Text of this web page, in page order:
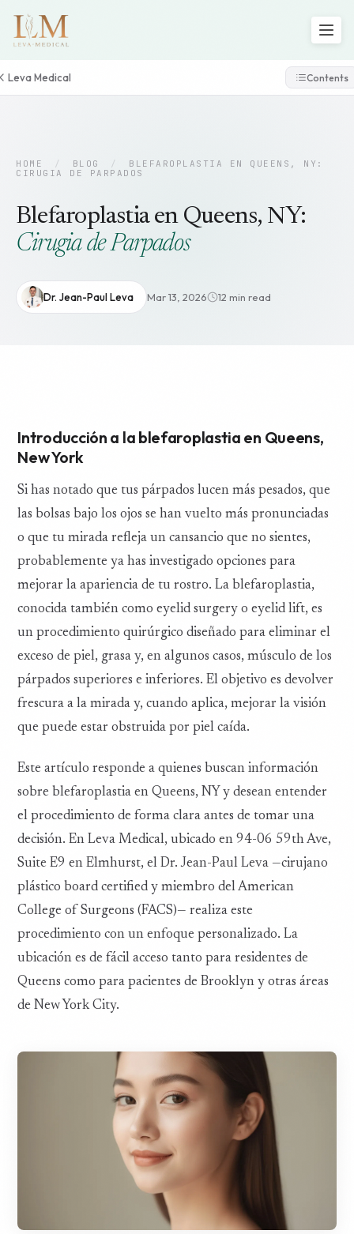
Leva Medical Contents
HOME / BLOG /
BLEFAROPLASTIA EN QUEENS, NY:
CIRUGIA DE PARPADOS
Blefaroplastia en Queens, NY:
Cirugia de Parpados
Dr. Jean-Paul Leva Mar 13, 2026 12 min read
Introducción a la blefaroplastia en Queens,
New York
Si has notado que tus párpados lucen más pesados, que
las bolsas bajo los ojos se han vuelto más pronunciadas
o que tu mirada refleja un cansancio que no sientes,
probablemente ya has investigado opciones para
mejorar la apariencia de tu rostro. La blefaroplastia,
conocida también como eyelid surgery o eyelid lift, es
un procedimiento quirúrgico diseñado para eliminar el
exceso de piel, grasa y, en algunos casos, músculo de los
párpados superiores e inferiores. El objetivo es devolver
frescura a la mirada y, cuando aplica, mejorar la visión
que puede estar obstruida por piel caída.
Este artículo responde a quienes buscan información
sobre blefaroplastia en Queens, NY y desean entender
el procedimiento de forma clara antes de tomar una
decisión. En Leva Medical, ubicado en 94-06 59th Ave,
Suite E9 en Elmhurst, el Dr. Jean-Paul Leva —cirujano
plástico board certified y miembro del American
College of Surgeons (FACS)— realiza este
procedimiento con un enfoque personalizado. La
ubicación es de fácil acceso tanto para residentes de
Queens como para pacientes de Brooklyn y otras áreas
de New York City.